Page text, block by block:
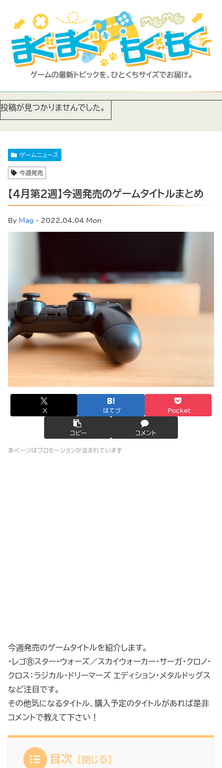
投稿が見つかりませんでした。
ゲームニュース
今週発売
【4月第2週】今週発売のゲームタイトルまとめ
By Mag - 2022.04.04 Mon
X はてブ Pocket
コピー コメント
本ページはプロモーションが含まれています
今週発売のゲームタイトルを紹介します。
・レゴ®スター・ウォーズ／スカイウォーカー・サーガ・クロノ・
クロス：ラジカル・ドリーマーズ エディション・メタルドッグス
など注目です。
その他気になるタイトル、購入予定のタイトルがあれば是非
コメントで教えて下さい！
目次